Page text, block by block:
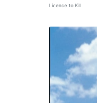
Licence to Kill